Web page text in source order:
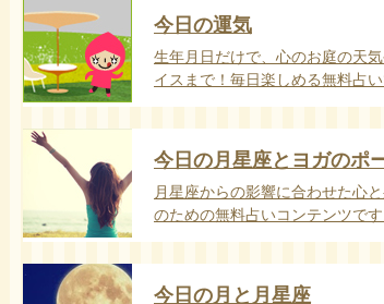
今日の運気
生年月日だけで、心のお庭の天
イスまで！毎日楽しめる無料占
今日の月星座とヨガのポ
月星座からの影響に合わせた心
のための無料占いコンテンツです
今日の月と月星座